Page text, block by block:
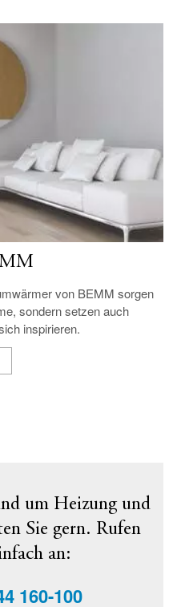
von BEMM sorgen
sondern setzen auch
inspirieren.
um Heizung und
Sie gern. Rufen
an:
160-100